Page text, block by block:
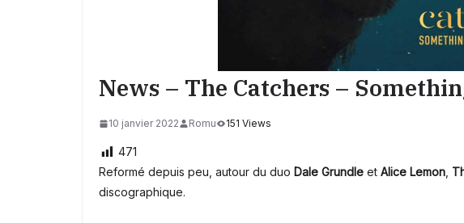
News – The Catchers –
10 janvier 2022 Romu 151 Views
471
Reformé depuis peu, autour du duo Dale Grundle et Alice Lemon
discographique.